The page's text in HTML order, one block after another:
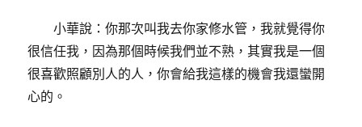
小華說：你那次叫我去你家修水管，我就覺得你
很信任我，因為那個時候我們並不熟，其實我是一個
很喜歡照顧別人的人，你會給我這樣的機會我還蠻開
心的。